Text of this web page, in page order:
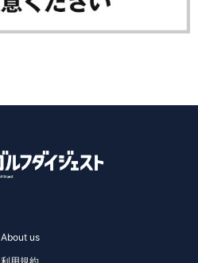
About us